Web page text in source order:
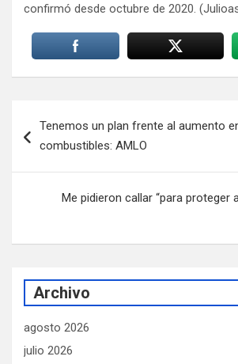
confirmó desde octubre de 2020.
de
Tenemos un plan frente al aumento
combustibles: AMLO
Me pidieron callar “para proteger
Archivo
agosto 2026
julio 2026